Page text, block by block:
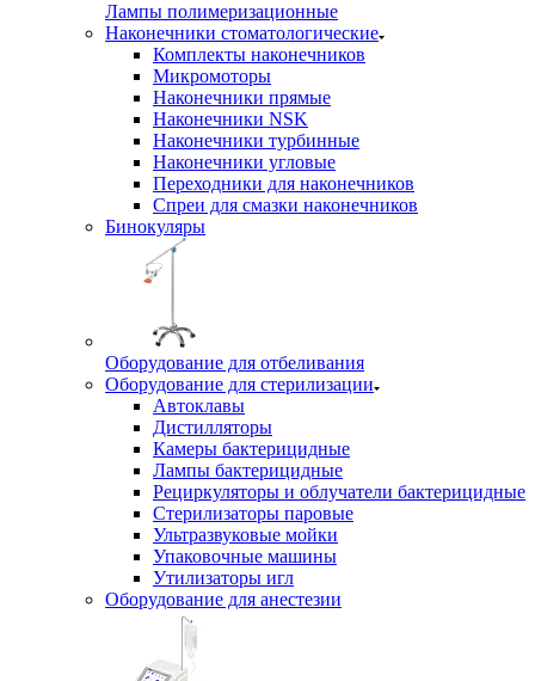
Лампы полимеризационные
Наконечники стоматологические
Комплекты наконечников
Микромоторы
Наконечники прямые
Наконечники NSK
Наконечники турбинные
Наконечники угловые
Переходники для наконечников
Спреи для смазки наконечников
Бинокуляры
Оборудование для отбеливания
Оборудование для стерилизации
Автоклавы
Дистилляторы
Камеры бактерицидные
Лампы бактерицидные
Рециркуляторы и облучатели бактерицидные
Стерилизаторы паровые
Ультразвуковые мойки
Упаковочные машины
Утилизаторы игл
Оборудование для анестезии